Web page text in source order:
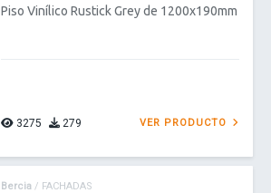
Piso Vinílico Rustick Grey de 1200x190mm
3275 279 VER PRODUCTO
Bercia / FACHADAS